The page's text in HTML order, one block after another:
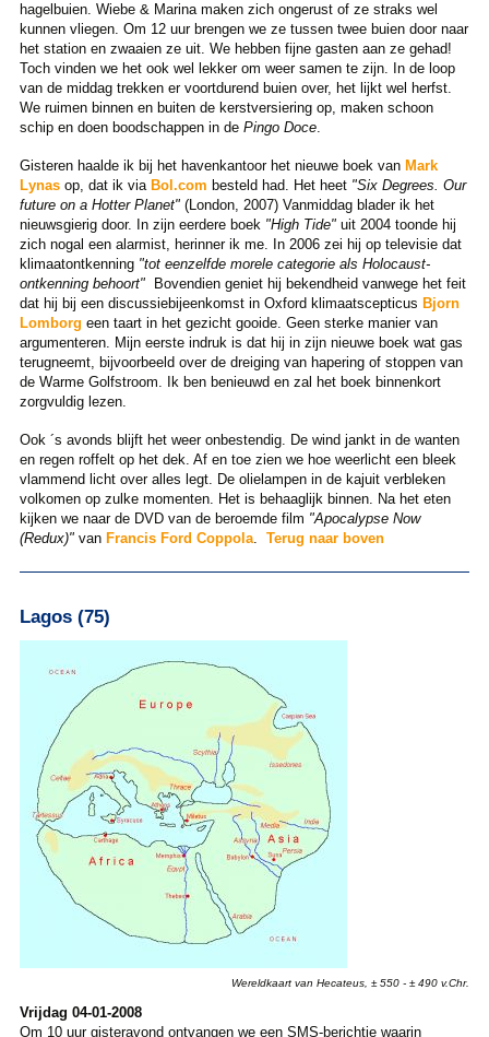
hagelbuien. Wiebe & Marina maken zich ongerust of ze straks wel
kunnen vliegen. Om 12 uur brengen we ze tussen twee buien door naar
het station en zwaaien ze uit. We hebben fijne gasten aan ze gehad!
Toch vinden we het ook wel lekker om weer samen te zijn. In de loop
van de middag trekken er voortdurend buien over, het lijkt wel herfst.
We ruimen binnen en buiten de kerstversiering op, maken schoon
schip en doen boodschappen in de Pingo Doce.
Gisteren haalde ik bij het havenkantoor het nieuwe boek van Mark
Lynasop, dat ik via Bol.com besteld had. Het heet "Six Degrees. Our
future on a Hotter Planet"(London, 2007) Vanmiddag blader ik het
nieuwsgierig door. In zijn eerdere boek"High Tide"uit 2004 toonde hij
zich nogal een alarmist, herinner ik me. In 2006 zei hij op televisie dat
klimaatontkenning "tot eenzelfde morele categorie als Holocaust-
ontkenning behoort"Bovendien geniet hij bekendheid vanwege het feit
dat hij bij een discussiebijeenkomst in Oxford klimaatscepticus Bjorn
Lomborg een taart in het gezicht gooide. Geen sterke manier van
argumenteren. Mijn eerste indruk is dat hij in zijn nieuwe boek wat gas
terugneemt, bijvoorbeeld over de dreiging van hapering of stoppen van
de Warme Golfstroom. Ik ben benieuwd en zal het boek binnenkort
zorgvuldig lezen.
Ook ´s avonds blijft het weer onbestendig. De wind jankt in de wanten
en regen roffelt op het dek. Af en toe zien we hoe weerlicht een bleek
vlammend licht over alles legt. De olielampen in de kajuit verbleken
volkomen op zulke momenten. Het is behaaglijk binnen. Na het eten
kijken we naar de DVD van de beroemde film "Apocalypse Now
(Redux)"van Francis Ford Coppola. Terug naar boven
Lagos (75)
Wereldkaart van Hecateus, ± 550 - ± 490 v.Chr.
Vrijdag 04-01-2008
Om 10 uur gisteravond ontvangen we een SMS-berichtje waarin